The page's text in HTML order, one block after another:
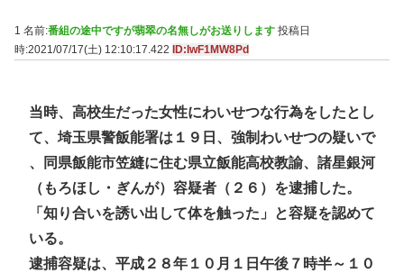
1 名前:番組の途中ですが翡翠の名無しがお送りします 投稿日
時:2021/07/17(土) 12:10:17.422
ID:IwF1MW8Pd
当時、高校生だった女性にわいせつな行為をしたとし
て、埼玉県警飯能署は１９日、強制わいせつの疑いで
、同県飯能市笠縫に住む県立飯能高校教諭、諸星銀河
（もろほし・ぎんが）容疑者（２６）を逮捕した。
「知り合いを誘い出して体を触った」と容疑を認めて
いる。
逮捕容疑は、平成２８年１０月１日午後７時半～１０